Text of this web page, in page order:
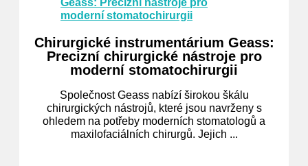
Chirurgické instrumentárium Geass:
Precizní chirurgické nástroje pro
moderní stomatochirurgii
Společnost Geass nabízí širokou škálu
chirurgických nástrojů, které jsou navrženy s
ohledem na potřeby moderních stomatologů a
maxilofaciálních chirurgů. Jejich ...